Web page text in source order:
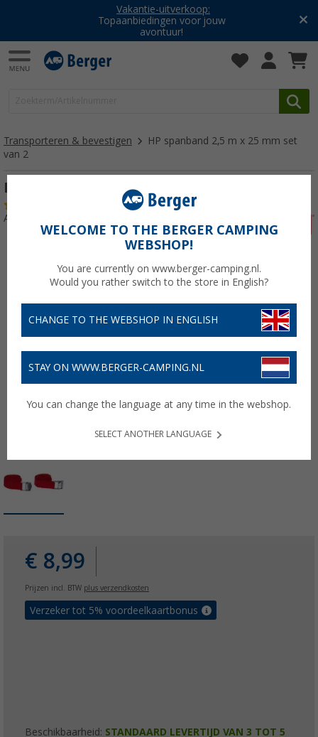
Vakantie-uitverkoop:
Topaanbiedingen voor jouw
avontuur!
Transporteren & bevestigen
HP spanband 2,5 m x 25 mm set
van 2
HP spanband 2,5 m x 25 mm set van 2
Artikelnr: 309140
€ 8,99
Prijzen incl. BTW plus verzendkosten
Verzeker tot 5% voordeelkaartbonus
Beschikbaarheid: STANDAARD LEVERTIJD VAN 3 TOT 5
WELCOME TO THE BERGER CAMPING
WEBSHOP!
You are currently on www.berger-camping.nl.
Would you rather switch to the store in English?
CHANGE TO THE WEBSHOP IN ENGLISH
STAY ON WWW.BERGER-CAMPING.NL
You can change the language at any time in the webshop.
SELECT ANOTHER LANGUAGE